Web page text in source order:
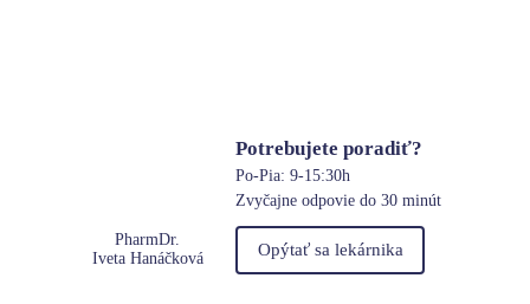
PharmDr.
Iveta Hanáčková
Potrebujete poradiť?
Po-Pia: 9-15:30h
Zvyčajne odpovie do 30 minút
Opýtať sa lekárnika